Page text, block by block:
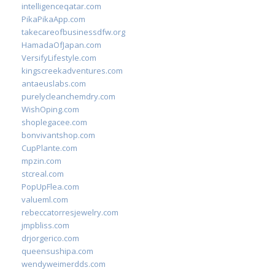
intelligenceqatar.com
PikaPikaApp.com
takecareofbusinessdfw.org
HamadaOfJapan.com
VersifyLifestyle.com
kingscreekadventures.com
antaeuslabs.com
purelycleanchemdry.com
WishOping.com
shoplegacee.com
bonvivantshop.com
CupPlante.com
mpzin.com
stcreal.com
PopUpFlea.com
valueml.com
rebeccatorresjewelry.com
jmpbliss.com
drjorgerico.com
queensushipa.com
wendyweimerdds.com